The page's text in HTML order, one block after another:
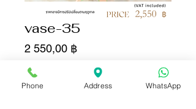
vase-35
2 550,00 ฿Цена
Количество
Phone Address WhatsApp